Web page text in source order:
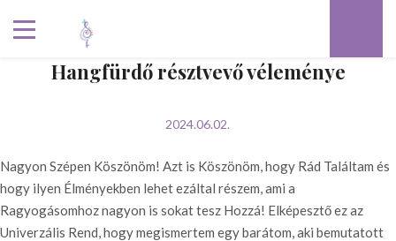
Hangfürdő résztvevő véleménye
2024.06.02.
Nagyon Szépen Köszönöm! Azt is Köszönöm, hogy Rád Találtam és
hogy ilyen Élményekben lehet ezáltal részem, ami a
Ragyogásomhoz nagyon is sokat tesz Hozzá! Elképesztő ez az
Univerzális Rend, hogy megismertem egy barátom, aki bemutatott